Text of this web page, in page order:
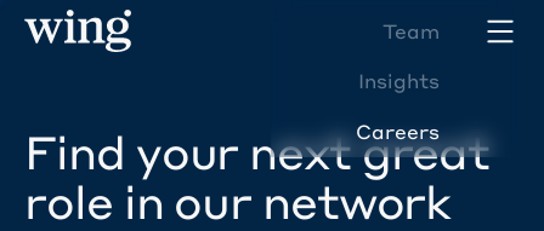
Team
Insights
Careers
Find your next great
role in our network